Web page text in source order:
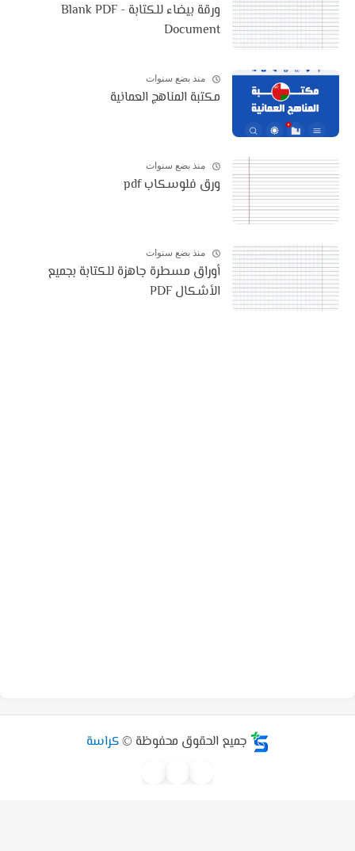
ورقة بيضاء للكتابة - Blank PDF
Document
منذ بضع سنوات
مكتبة المناهج العمانية
منذ بضع سنوات
ورق فلوسكاب pdf
منذ بضع سنوات
أوراق مسطرة جاهزة للكتابة بجميع
الأشكال PDF
جميع الحقوق محفوظة © كراسة